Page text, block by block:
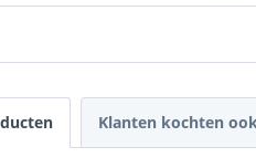
Klanten kochten